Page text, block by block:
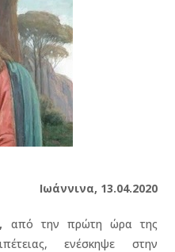
Ιωάννινα, 13.04.2020
από την πρώτη ώρα της
ενέσκηψε στην